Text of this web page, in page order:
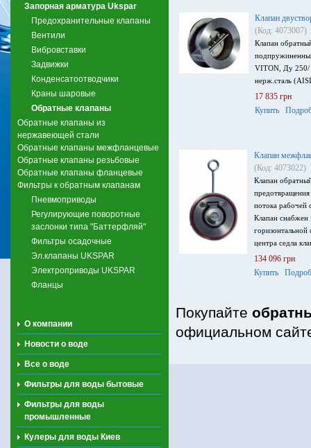
Запорная арматура Ukspar
Предохранительные клапаны
Вентили
Вибровставки
Задвижки
Конденсатоотводчики
Краны шаровые
Обратные клапаны
Обратные клапаны из
нержавеющей стали
Обратные клапаны межфланцевые
Обратные клапаны резьбовые
Обратные клапаны фланцевые
Фильтры к обратным клапанам
Пневмоприводы
Регулирующие поворотные
заслонки типа "Баттерфляй"
Фильтры осадочные
Эл.клапаны UKSPAR
Электроприводы UKSPAR
Фланцы
О компании
Новости о воде
Все о воде
Фильтры для воды бытовые
Фильтры для воды
промышленные
Кулеры для воды Киев
Клапан
(Код: 4073007)
Клапан
VITON, Ду
нерж.сталь
17 835 грн
Купить
Клапан
(Код: 4073022)
Клапан
потока рабочей
Клапан снабжен
центра седла
134 096 грн
Купить
Покупайте
официальном